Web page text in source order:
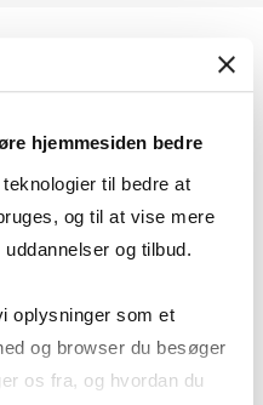
hjemmesiden bedre
til bedre at
og til at vise mere
og tilbud.
oplysninger som et
og browser du besøger
os fra, og hvordan du